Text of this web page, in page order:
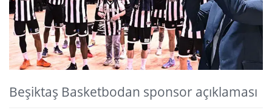
Beşiktaş Basketbodan sponsor açıklaması